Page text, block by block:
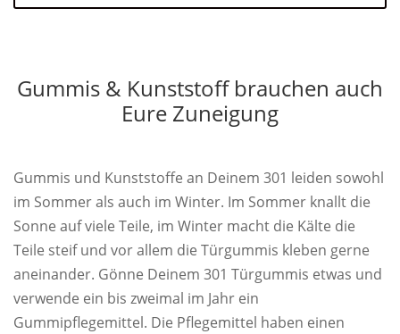
Gummis & Kunststoff brauchen auch
Eure Zuneigung
Gummis und Kunststoffe an Deinem 301 leiden sowohl
im Sommer als auch im Winter. Im Sommer knallt die
Sonne auf viele Teile, im Winter macht die Kälte die
Teile steif und vor allem die Türgummis kleben gerne
aneinander. Gönne Deinem 301 Türgummis etwas und
verwende ein bis zweimal im Jahr ein
Gummipflegemittel. Die Pflegemittel haben einen